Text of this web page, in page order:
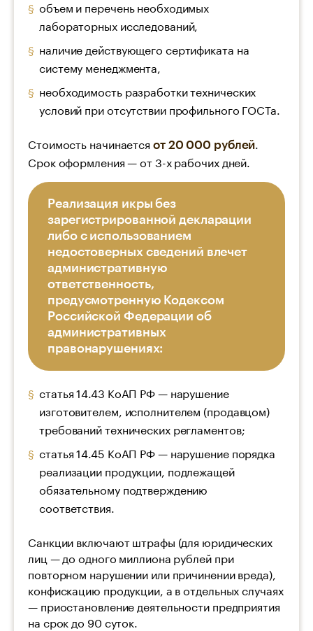
объем и перечень необходимых
лабораторных исследований,
наличие действующего сертификата на
систему менеджмента,
необходимость разработки технических
условий при отсутствии профильного ГОСТа.
Стоимость начинается от 20 000 рублей
Срок оформления — от 3-х рабочих дней.
Реализация икры без
зарегистрированной декларации
либо с использованием
недостоверных сведений влечет
административную
ответственность,
предусмотренную Кодексом
Российской Федерации об
административных
правонарушениях:
статья 14.43 КоАП РФ — нарушение
изготовителем, исполнителем (продавцом)
требований технических регламентов;
статья 14.45 КоАП РФ — нарушение порядка
реализации продукции, подлежащей
обязательному подтверждению
соответствия.
Санкции включают штрафы (для юридических
лиц — до одного миллиона рублей при
повторном нарушении или причинении вреда),
конфискацию продукции, а в отдельных случаях
— приостановление деятельности предприятия
на срок до 90 суток.